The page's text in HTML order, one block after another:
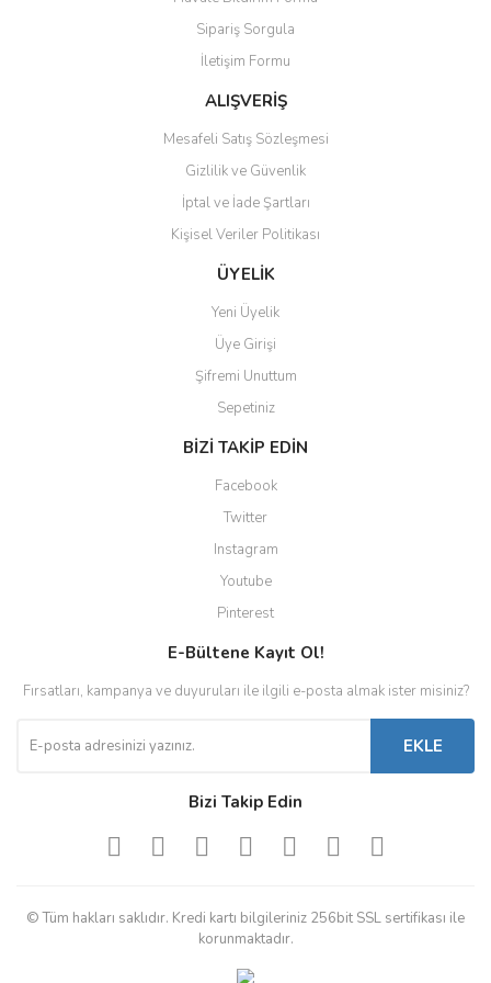
Ürün bilgilerinde hatalar bulunuyor.
Ürün fiyatı diğer sitelerden daha pahalı.
Bu ürüne benzer farklı alternatifler olmalı.
Gönder
Sipariş Sorgula
İletişim Formu
ALIŞVERİŞ
Mesafeli Satış Sözleşmesi
Gizlilik ve Güvenlik
İptal ve İade Şartları
Kişisel Veriler Politikası
ÜYELİK
Yeni Üyelik
Üye Girişi
Şifremi Unuttum
Sepetiniz
BİZİ TAKİP EDİN
Facebook
Twitter
Instagram
Youtube
Pinterest
E-Bültene Kayıt Ol!
Fırsatları, kampanya ve duyuruları ile ilgili e-posta almak ister misiniz?
EKLE
Bizi Takip Edin
© Tüm hakları saklıdır. Kredi kartı bilgileriniz 256bit SSL sertifikası ile
korunmaktadır.